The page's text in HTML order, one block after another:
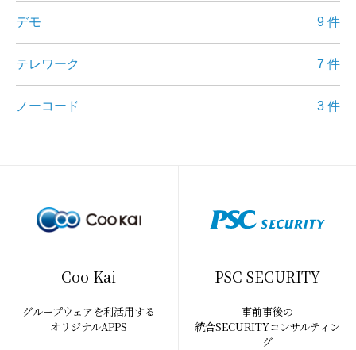
デモ 9 件
テレワーク 7 件
ノーコード 3 件
Coo Kai
グループウェアを利活用する
オリジナルAPPS
PSC SECURITY
事前事後の
統合SECURITYコンサルティン
グ